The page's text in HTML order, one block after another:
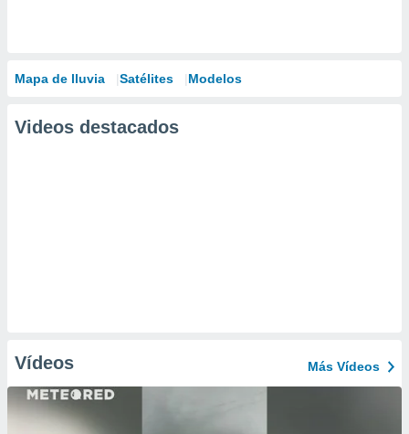
Mapa de lluvia Satélites Modelos
Videos destacados
Vídeos Más Vídeos